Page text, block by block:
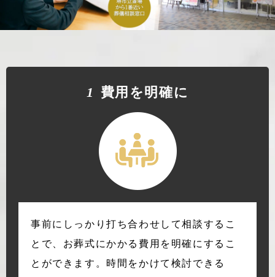
1 費⽤を明確に
事前にしっかり打ち合わせして相談するこ
とで、お葬式にかかる費用を明確にするこ
とができます。時間をかけて検討できる